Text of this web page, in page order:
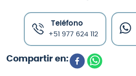
Teléfono
+51 977 624 112